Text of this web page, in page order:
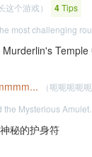
这个游戏）
4Tips
most challenging
Murderlin's Temple
（呃呃呃呃呃
the Mysterious Amulet.
秘的护身符